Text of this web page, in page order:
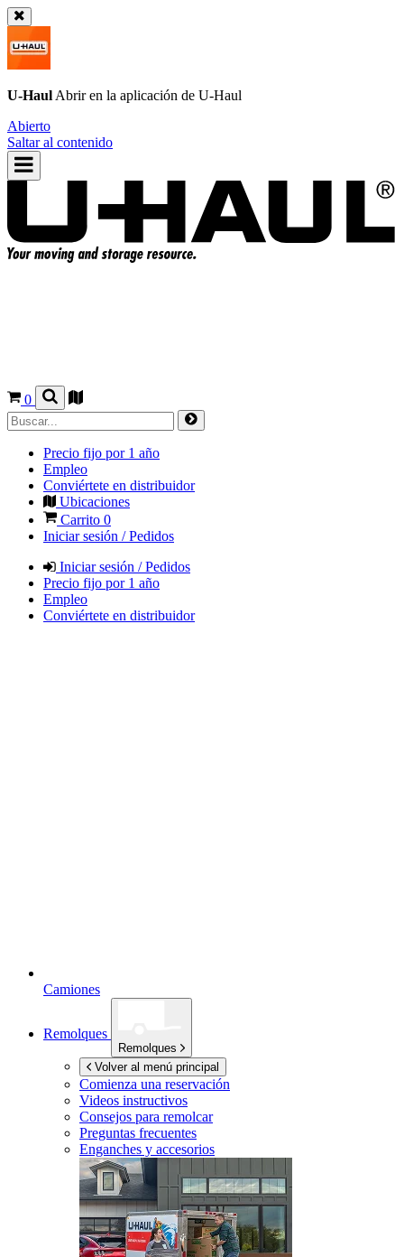
U-Haul Abrir en la aplicación de U-Haul
Abierto
Saltar al contenido
0
Precio fijo por 1 año
Empleo
Conviértete en distribuidor
Ubicaciones
Carrito 0
Iniciar sesión / Pedidos
Iniciar sesión / Pedidos
Precio fijo por 1 año
Empleo
Conviértete en distribuidor
Camiones
Remolques
Remolques
Volver al menú principal
Comienza una reservación
Videos instructivos
Consejos para remolcar
Preguntas frecuentes
Enganches y accesorios